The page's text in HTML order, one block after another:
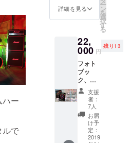
ー
ルで
/28に行
われた
ゲスト
呼との
「Rom
ancer」
「Headl
ess
Goddes
s」の
ノー
カット
ライブ
映像を
DVD-R
に追
詳細を見る ー
ン
を
選
択
す
る
22,
000 円
残り13
フォト
ブッ
ク、ツ
アード
キュメ
ント＆
ライブ
DVD-
R、 ツ
アーポ
支援
者：
7人
お届
け予
定：
2019